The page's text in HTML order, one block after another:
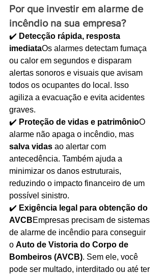
Por que investir em alarme de
incêndio na sua empresa?
✔️ Detecção rápida, resposta
imediataOs alarmes detectam fumaça
ou calor em segundos e disparam
alertas sonoros e visuais que avisam
todos os ocupantes do local. Isso
agiliza a evacuação e evita acidentes
graves.
✔️ Proteção de vidas e patrimônioO
alarme não apaga o incêndio, mas
salva vidas ao alertar com
antecedência. Também ajuda a
minimizar os danos estruturais,
reduzindo o impacto financeiro de um
possível sinistro.
✔️ Exigência legal para obtenção do
AVCBEmpresas precisam de sistemas
de alarme de incêndio para conseguir
o Auto de Vistoria do Corpo de
Bombeiros (AVCB). Sem ele, você
pode ser multado, interditado ou até ter